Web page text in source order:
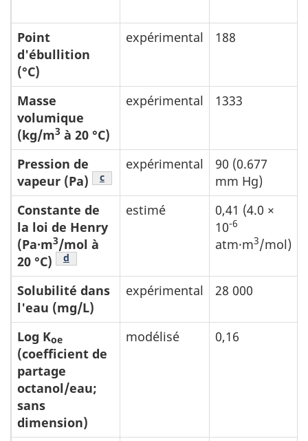
Point
d'ébullition
(°C)
expérimental 188
Masse
volumique
(kg/m3 à 20 °C)
expérimental 1333
Pression de
vapeur (Pa)
Note de bas de tableau
c
expérimental
90 (0.677
mm Hg)
Constante de
la loi de Henry
(Pa·m3/mol à
20 °C)
Note de bas de tableau
d
estimé
0,41 (4.0 ×
10-6
atm·m3/mol)
Solubilité dans
l'eau (mg/L)
expérimental 28 000
Log Koe
(coefficient de
partage
octanol/eau;
sans
dimension)
modélisé 0,16